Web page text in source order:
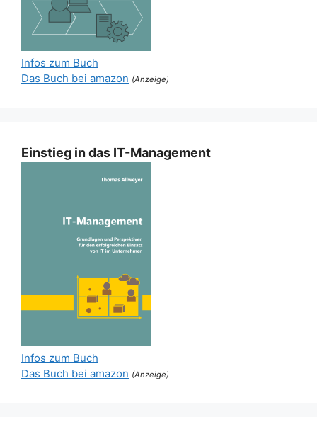
Infos zum Buch
Das Buch bei amazon (Anzeige)
Einstieg in das IT-Management
Infos zum Buch
Das Buch bei amazon (Anzeige)